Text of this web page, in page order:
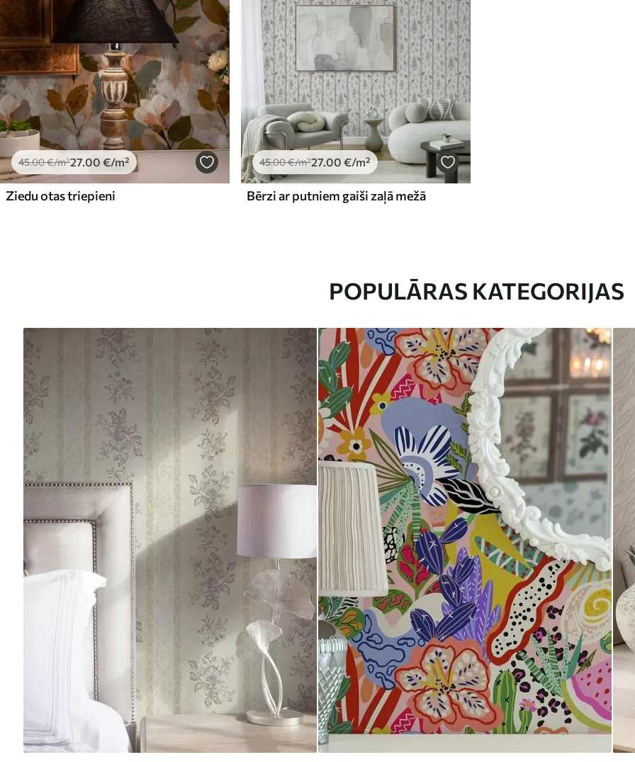
45.00€/m²27.00 €/m²
Ziedu otas triepieni
45.00€/m²27.00 €/m²
Bērzi ar putniem gaiši zaļā mežā
POPULĀRAS KATEGORIJAS